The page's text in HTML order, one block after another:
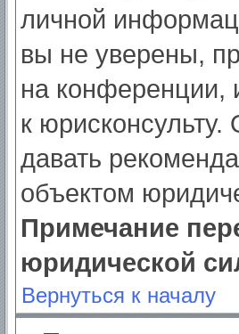
личной
вы не уверены,
на конференции,
к
давать
объектом
Примечание
юридической
Вернуться к началу